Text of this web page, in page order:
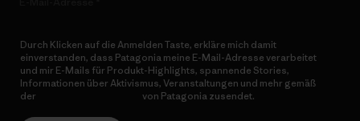
Durch Klicken auf die Anmelden Taste, erkläre mich damit
einverstanden, dass Patagonia meine E-Mail-Adresse verarbeitet
und mir E-Mails für Produkt-Highlights, spannende Stories,
Informationen über Aktivismus, Veranstaltungen und mehr gemäß
der
von Patagonia zusendet.